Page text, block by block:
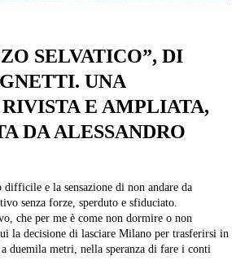
SELVATICO”, DI
UNA
E AMPLIATA,
DA ALESSANDRO
e la sensazione di non andare da
senza forze, sperduto e sfiduciato.
che per me è come non dormire o non
la decisione di lasciare Milano per trasferirsi in
duemila metri, nella speranza di fare i conti